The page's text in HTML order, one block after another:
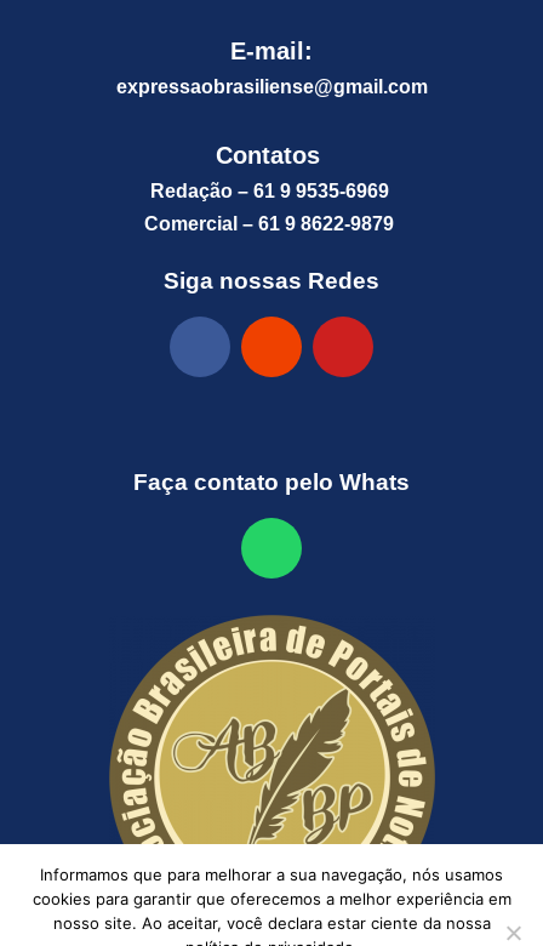
E-mail:
expressaobrasiliense@gmail.com
Contatos
Redação – 61 9 9535-6969
Comercial – 61 9 8622-9879
Siga nossas Redes
Faça contato pelo Whats
Informamos que para melhorar a sua navegação, nós usamos
cookies para garantir que oferecemos a melhor experiência em
nosso site. Ao aceitar, você declara estar ciente da nossa